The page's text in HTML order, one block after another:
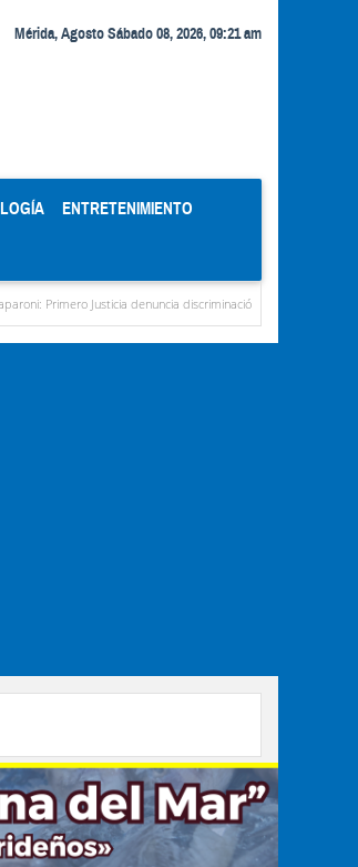
Mérida, Agosto Sábado 08, 2026, 09:21 am
ENTRETENIMIENTO
Justicia denuncia discriminación eléctrica en el interior del país